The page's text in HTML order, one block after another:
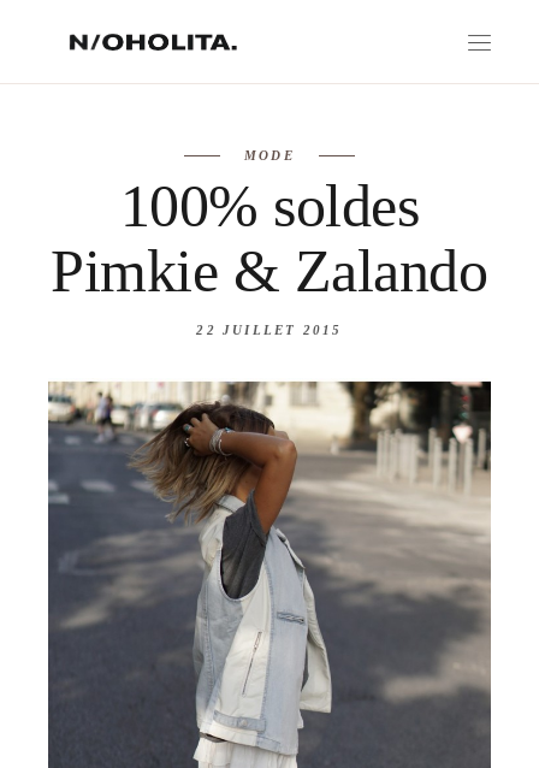
MODE
100% soldes
Pimkie & Zalando
22 JUILLET 2015